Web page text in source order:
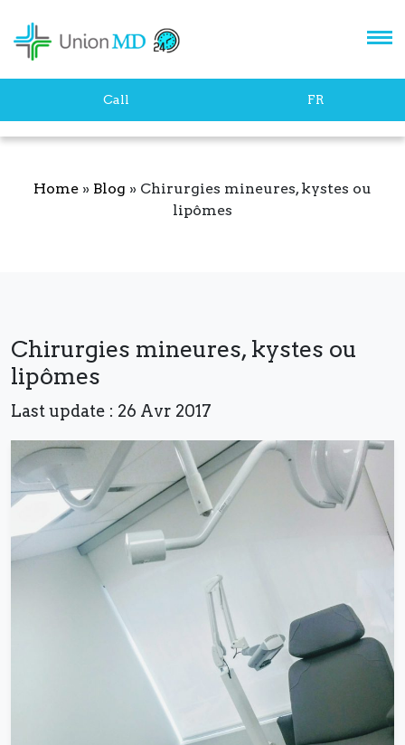
Call FR
Home » Blog » Chirurgies mineures, kystes ou
lipômes
Chirurgies mineures, kystes ou
lipômes
Last update : 26 Avr 2017